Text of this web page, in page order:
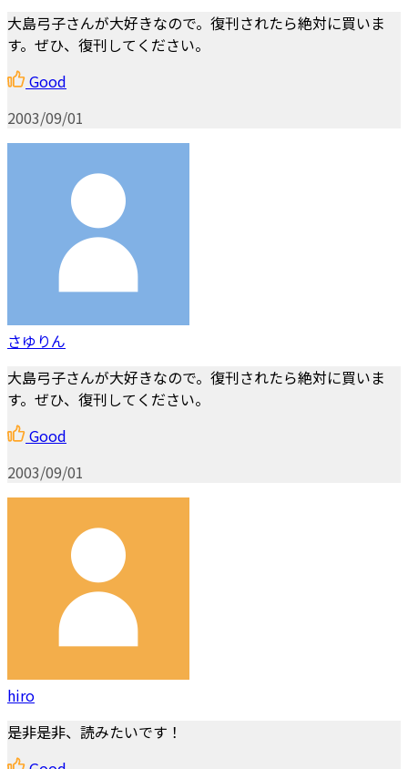
大島弓子さんが大好きなので。復刊されたら絶対に買いま
す。ぜひ、復刊してください。
Good
2003/09/01
さゆりん
大島弓子さんが大好きなので。復刊されたら絶対に買いま
す。ぜひ、復刊してください。
Good
2003/09/01
hiro
是非是非、読みたいです！